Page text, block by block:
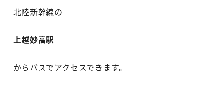
北陸新幹線の
上越妙高駅
からバスでアクセスできます。